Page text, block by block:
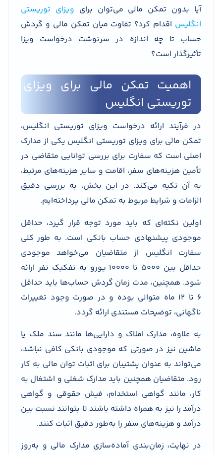
آیا بدون تمکن مالی می‌توان برای ویزای توریستی
انگلیس اقدام کرد؟ تفاوت میان تمکن مالی و گردش
حساب تا چه اندازه در سرنوشت درخواست ویزا
تأثیرگذار است؟
اهمیت تمکن مالی برای ویزای
توریستی انگلیس
در فرآیند ارائه درخواست ویزای توریستی انگلیس،
تمکن مالی برای ویزای توریستی انگلیس یکی از مدارک
اصلی است که سفارت برای بررسی توانایی متقاضی در
تأمین هزینه‌های سفر، اقامت و سایر هزینه‌های مرتبط،
به آن تکیه می‌کند. در این بخش، به بررسی دقیق
الزامات و شرایط مربوط به تمکن مالی پرداخته‌ایم.
اولین نکته‌ای که باید مورد توجه قرار گیرد، حداقل
موجودی پیشنهادی حساب بانکی است. به طور کلی
سفارت انگلیس از متقاضیان می‌خواهد موجودی
حداقل بین ۵۰۰۰ تا ۱۰۰۰۰ یورو به تفکیک نفر ارائه
شود. همچنین، مدت زمان گردش حساب‌ها باید حداقل
۶ تا ۱۲ ماه متوالی بوده و در صورت وجود تغییرات
ناگهانی، توضیحات مستندی ارائه گردد.
به علاوه، مدارک املاک و دارایی‌ها مانند سند ملک یا
ماشین نیز در صورتی که موجودی بانکی کافی نباشد،
می‌تواند به عنوان پشتیبان برای اثبات توان مالی به کار
رود. متقاضیان همچنین باید مدارک شغلی و اشتغال به
کار، مانند گواهی استخدام، فیش حقوقی و گواهی
درآمد را نیز به همراه داشته باشند تا بتوانند نسبت بین
درآمد و هزینه‌های سفر را به‌طور دقیق اثبات کنند.
در نهایت، زمان‌بندی آماده‌سازی مدارک مالی و به‌روز